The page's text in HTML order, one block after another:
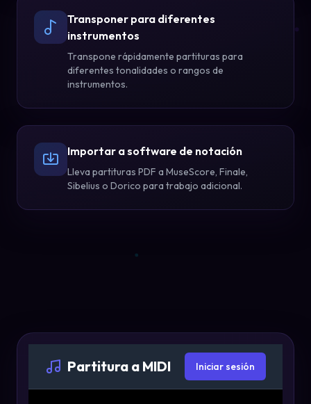
Transponer para diferentes
instrumentos
Transpone rápidamente partituras para
diferentes tonalidades o rangos de
instrumentos.
Importar a software de notación
Lleva partituras PDF a MuseScore, Finale,
Sibelius o Dorico para trabajo adicional.
Partitura a MIDI Iniciar sesión